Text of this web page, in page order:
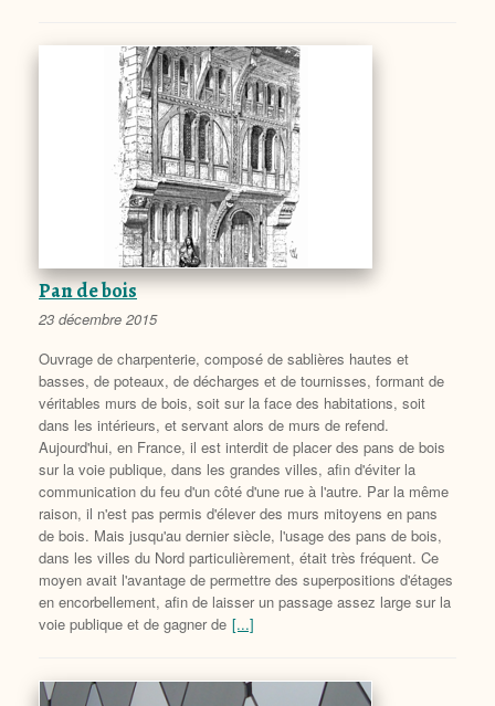
Pan de bois
23 décembre 2015
Ouvrage de charpenterie, composé de sablières hautes et
basses, de poteaux, de décharges et de tournisses, formant de
véritables murs de bois, soit sur la face des habitations, soit
dans les intérieurs, et servant alors de murs de refend.
Aujourd'hui, en France, il est interdit de placer des pans de bois
sur la voie publique, dans les grandes villes, afin d'éviter la
communication du feu d'un côté d'une rue à l'autre. Par la même
raison, il n'est pas permis d'élever des murs mitoyens en pans
de bois. Mais jusqu'au dernier siècle, l'usage des pans de bois,
dans les villes du Nord particulièrement, était très fréquent. Ce
moyen avait l'avantage de permettre des superpositions d'étages
en encorbellement, afin de laisser un passage assez large sur la
voie publique et de gagner de [...]